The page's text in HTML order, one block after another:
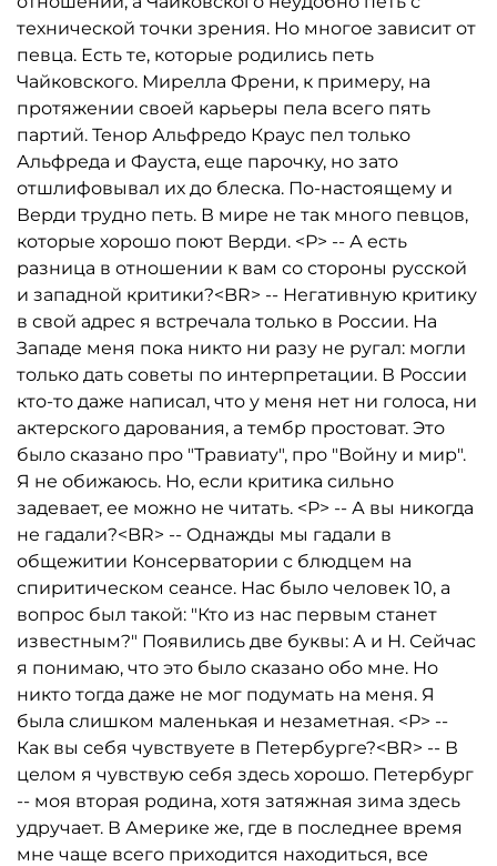
технической точки зрения. Но многое зависит от
певца. Есть те, которые родились петь
Чайковского. Мирелла Френи, к примеру, на
протяжении своей карьеры пела всего пять
партий. Тенор Альфредо Краус пел только
Альфреда и Фауста, еще парочку, но зато
отшлифовывал их до блеска. По-настоящему и
Верди трудно петь. В мире не так много певцов,
которые хорошо поют Верди. <P> -- А есть
разница в отношении к вам со стороны русской
и западной критики?<BR> -- Негативную критику
в свой адрес я встречала только в России. На
Западе меня пока никто ни разу не ругал: могли
только дать советы по интерпретации. В России
кто-то даже написал, что у меня нет ни голоса, ни
актерского дарования, а тембр простоват. Это
было сказано про "Травиату", про "Войну и мир".
Я не обижаюсь. Но, если критика сильно
задевает, ее можно не читать. <P> -- А вы никогда
не гадали?<BR> -- Однажды мы гадали в
общежитии Консерватории с блюдцем на
спиритическом сеансе. Нас было человек 10, а
вопрос был такой: "Кто из нас первым станет
известным?" Появились две буквы: А и Н. Сейчас
я понимаю, что это было сказано обо мне. Но
никто тогда даже не мог подумать на меня. Я
была слишком маленькая и незаметная. <P> --
Как вы себя чувствуете в Петербурге?<BR> -- В
целом я чувствую себя здесь хорошо. Петербург
-- моя вторая родина, хотя затяжная зима здесь
удручает. В Америке же, где в последнее время
мне чаще всего приходится находиться, все